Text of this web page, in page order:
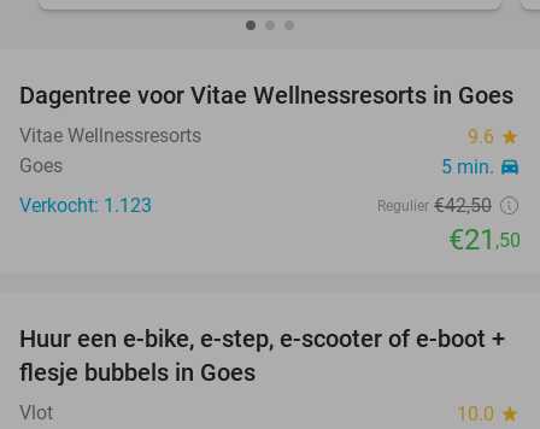
49%
Dagentree voor Vitae Wellnessresorts in Goes
Vitae Wellnessresorts 9.6 star
Goes 5 min. directions_car
Verkocht: 1.123 Regulier €42,50
€21 ,50
39%
Huur een e-bike, e-step, e-scooter of e-boot +
flesje bubbels in Goes
Vlot 10.0 star